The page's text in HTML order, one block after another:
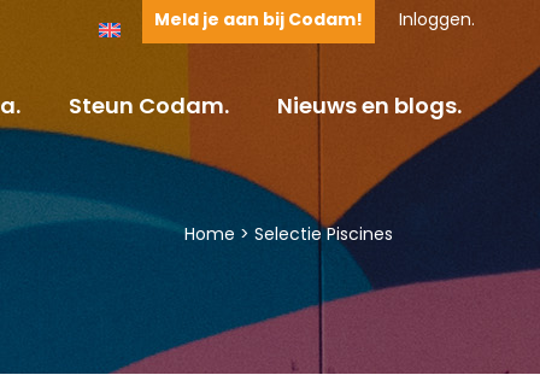
Meld je aan bij Codam! Inloggen.
Steun Codam. Nieuws en blogs.
Home > Selectie Piscines